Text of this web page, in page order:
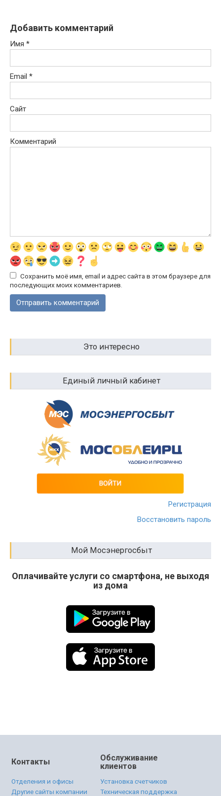
Добавить комментарий
Имя *
Email *
Сайт
Комментарий
Сохранить моё имя, email и адрес сайта в этом браузере для
последующих моих комментариев.
Это интересно
Единый личный кабинет
Регистрация
Восстановить пароль
Мой Мосэнергосбыт
Оплачивайте услуги со смартфона, не выходя
из дома
Контакты
Обслуживание
клиентов
Отделения и офисы
Установка счетчиков
Другие сайты компании
Техническая поддержка